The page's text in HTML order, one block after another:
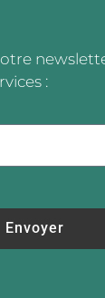
:
Envoyer